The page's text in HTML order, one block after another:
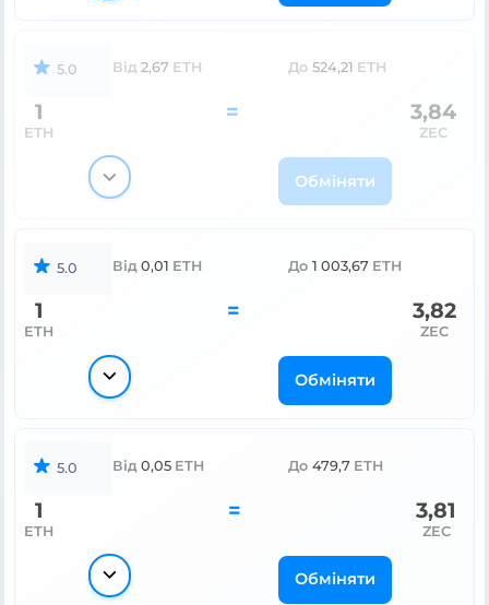
5.0 Від 2,67 ETH До 524,21 ETH
1
ETH
= 3,84
ZEC
Обміняти
5.0 Від 0,01 ETH До 1 003,67 ETH
1
ETH
= 3,82
ZEC
Обміняти
5.0 Від 0,05 ETH До 479,7 ETH
1
ETH
= 3,81
ZEC
Обміняти